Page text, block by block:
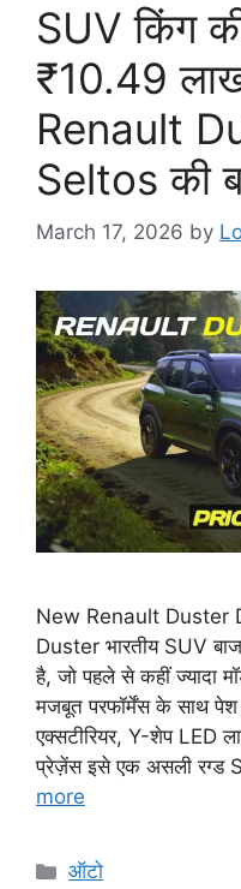
SUV किंग
₹10.49
Renault
Seltos की
March 17, 2026 by
New Renault Duster
Duster भारतीय SUV
है, जो पहले से कहीं ज्यादा
मजबूत परफॉर्मेंस के साथ
एक्सटीरियर, Y-शेप LED
प्रेज़ेंस इसे एक असली रग्ड
more
Categories
ऑटो